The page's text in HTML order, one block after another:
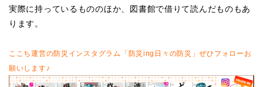
実際に持っているもののほか、図書館で借りて読んだものもあ
ります。
ここち運営の防災インスタグラム「防災ing日々の防災」ぜひフォローお
願いします♪